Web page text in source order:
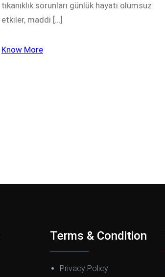
tıkanıklık sorunları günlük hayatı olumsuz
etkiler, maddi […]
Know More
Terms & Condition
Privacy Policy